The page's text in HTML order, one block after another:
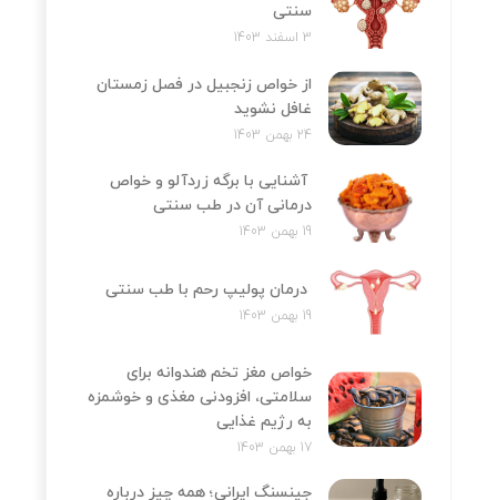
سنتی
3 اسفند 1403
از خواص زنجبیل در فصل زمستان
غافل نشوید
24 بهمن 1403
آشنایی با برگه زردآلو و خواص
درمانی آن در طب سنتی
19 بهمن 1403
درمان پولیپ رحم با طب سنتی
19 بهمن 1403
خواص مغز تخم هندوانه برای
سلامتی، افزودنی مغذی و خوشمزه
به رژیم غذایی
17 بهمن 1403
جینسنگ ایرانی؛ همه چیز درباره